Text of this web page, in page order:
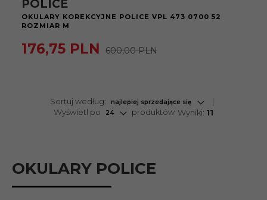
POLICE
OKULARY KOREKCYJNE POLICE VPL 473 0700 52
ROZMIAR M
176,75 PLN 600,00 PLN
Sortuj według:
sort najlepiej sprzedające się
Wyświetl po
pop 24 produktów Wyniki: 11
OKULARY POLICE